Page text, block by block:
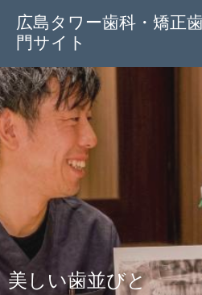
ス
キ
ッ
プ
広島タワー歯科・矯正
門サイト
美しい歯並びと